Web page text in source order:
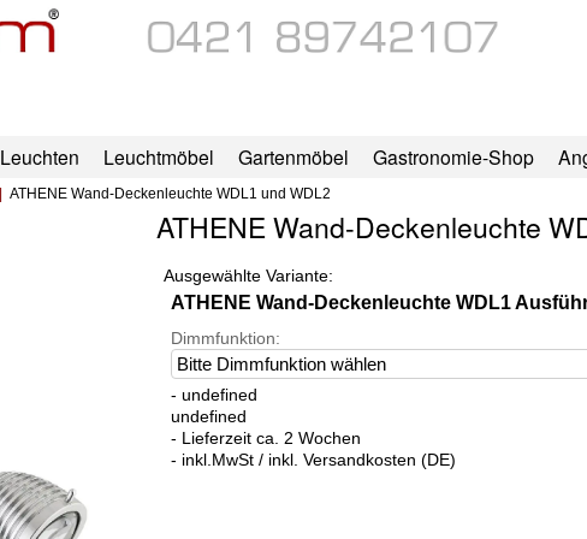
Leuchten Leuchtmöbel Gartenmöbel Gastronomie-Shop
ATHENE Wand-Deckenleuchte WDL1 und WDL2
ATHENE Wand-Deckenleuchte
Ausgewählte Variante:
ATHENE Wand-Deckenleuchte WDL1
Dimmfunktion:
- undefined
undefined
- Lieferzeit ca. 2 Wochen
- inkl.MwSt / inkl. Versandkosten (DE)